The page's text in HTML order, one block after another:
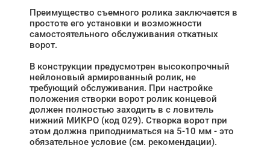
Преимущество съемного ролика заключается в
простоте его установки и возможности
самостоятельного обслуживания откатных
ворот.
В конструкции предусмотрен высокопрочный
нейлоновый армированный ролик, не
требующий обслуживания. При настройке
положения створки ворот ролик концевой
должен полностью заходить в с ловитель
нижний МИКРО (код 029). Створка ворот при
этом должна приподниматься на 5-10 мм - это
обязательное условие (см. рекомендации).